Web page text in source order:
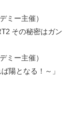
ミー主催）
その秘密はガン
ミー主催）
陽となる！～」